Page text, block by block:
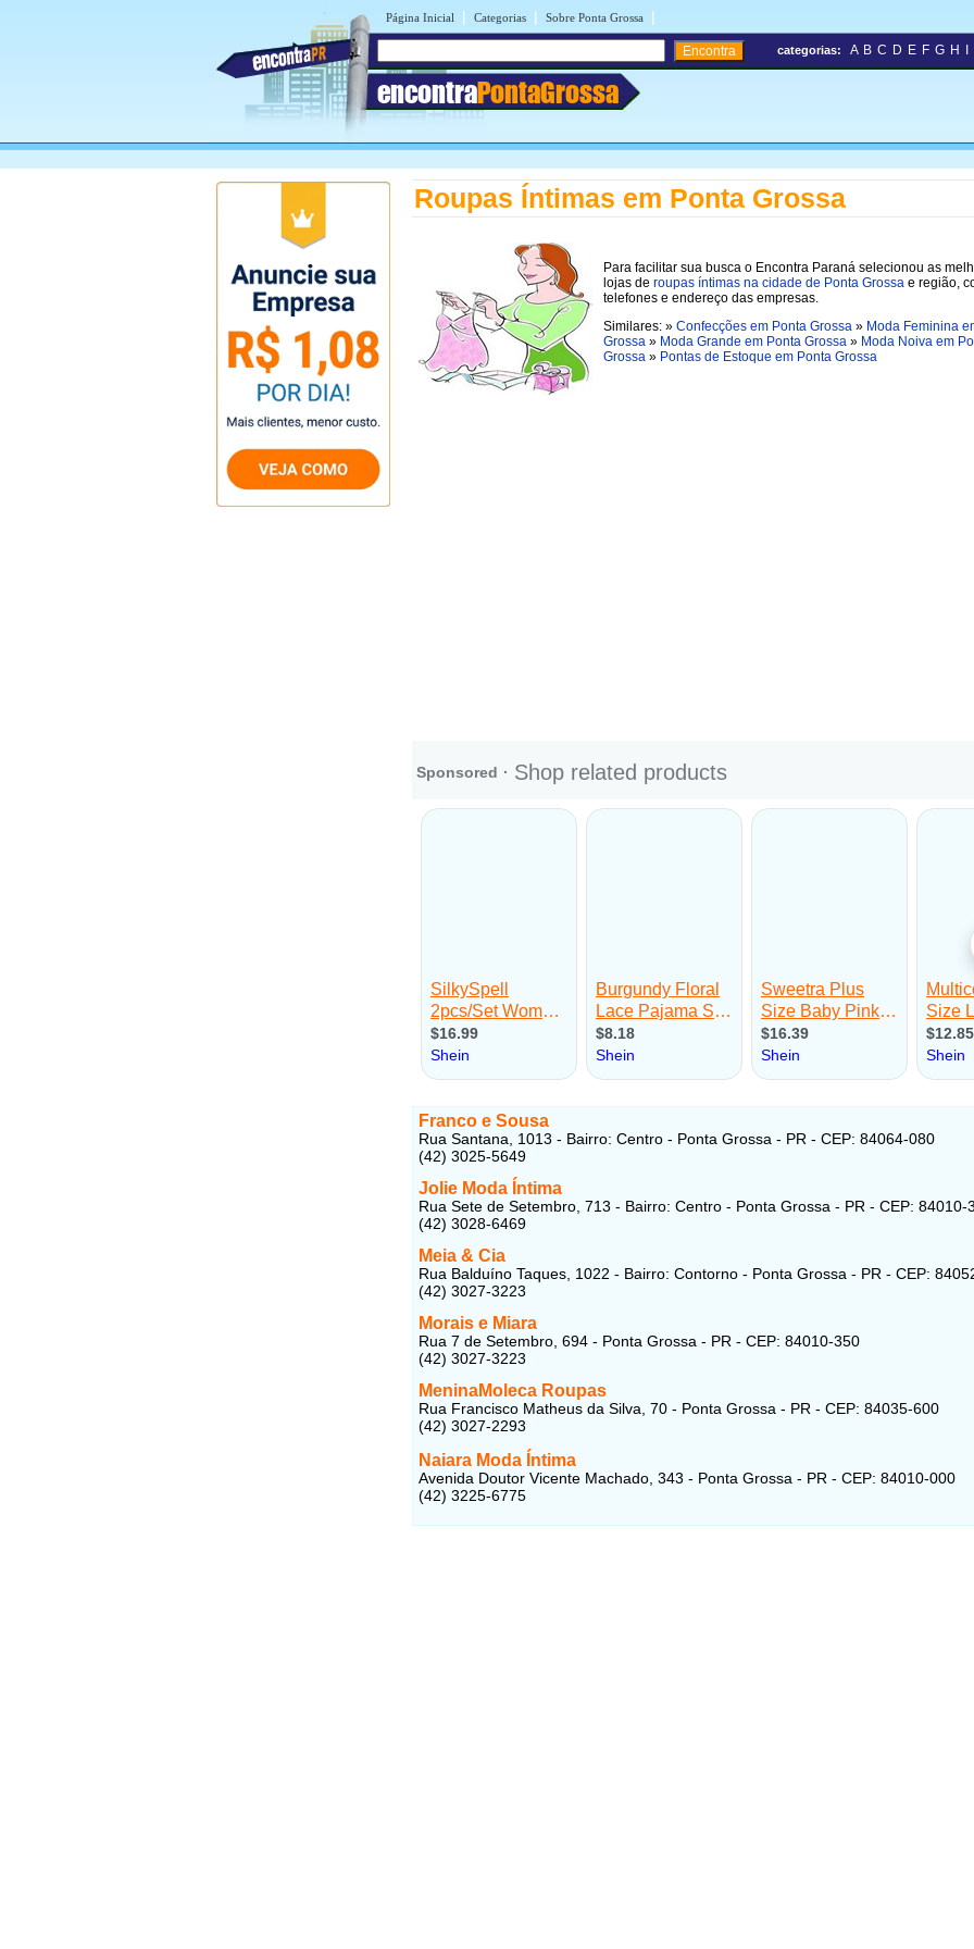
Página Inicial | Categorias | Sobre Ponta Grossa |
encontraPontaGrossa
categorias: A B C D E F G H
Roupas Íntimas em Ponta Grossa
Para facilitar sua busca o Encontra Paraná selecionou as
lojas de roupas íntimas na cidade de Ponta Grossa e região,
telefones e endereço das empresas.
Similares: » Confecções em Ponta Grossa » Moda Feminina
Grossa » Moda Grande em Ponta Grossa » Moda Noiva em
Grossa » Pontas de Estoque em Ponta Grossa
Franco e Sousa
Rua Santana, 1013 - Bairro: Centro - Ponta Grossa - PR - CEP: 84064-080
(42) 3025-5649
Jolie Moda Íntima
Rua Sete de Setembro, 713 - Bairro: Centro - Ponta Grossa - PR - CEP: 84010-
(42) 3028-6469
Meia & Cia
Rua Balduíno Taques, 1022 - Bairro: Contorno - Ponta Grossa - PR - CEP:
(42) 3027-3223
Morais e Miara
Rua 7 de Setembro, 694 - Ponta Grossa - PR - CEP: 84010-350
(42) 3027-3223
MeninaMoleca Roupas
Rua Francisco Matheus da Silva, 70 - Ponta Grossa - PR - CEP: 84035-600
(42) 3027-2293
Naiara Moda Íntima
Avenida Doutor Vicente Machado, 343 - Ponta Grossa - PR - CEP: 84010-000
(42) 3225-6775